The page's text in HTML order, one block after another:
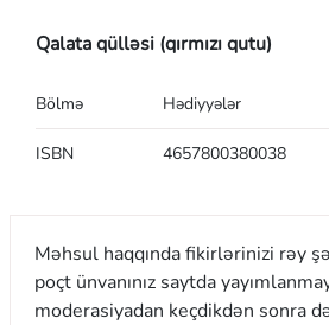
Qalata qülləsi (qırmızı qutu)
Bölmə Hədiyyələr
ISBN 4657800380038
Məhsul haqqında fikirlərinizi rəy
poçt ünvanınız saytda
moderasiyadan keçdikdən sonra